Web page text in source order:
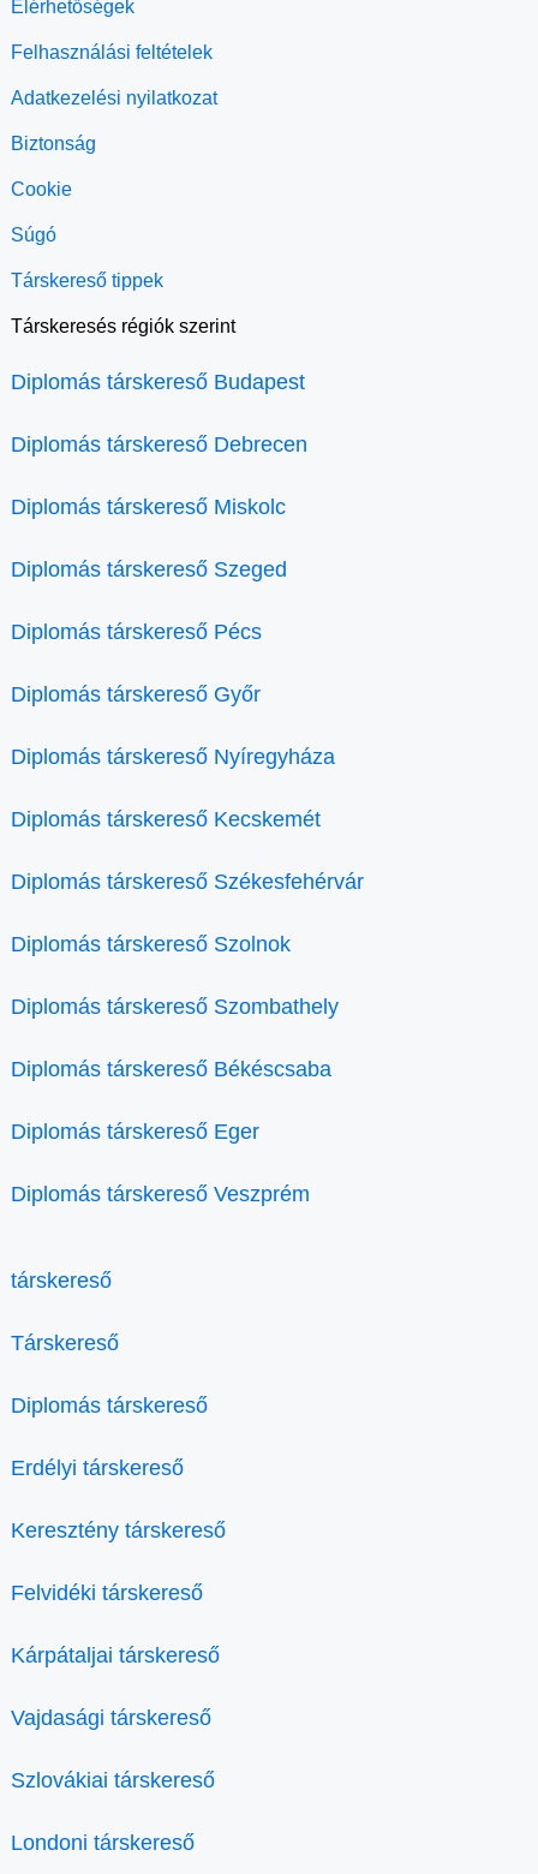
Elérhetőségek
Felhasználási feltételek
Adatkezelési nyilatkozat
Biztonság
Cookie
Súgó
Társkereső tippek
Társkeresés régiók szerint
Diplomás társkereső Budapest
Diplomás társkereső Debrecen
Diplomás társkereső Miskolc
Diplomás társkereső Szeged
Diplomás társkereső Pécs
Diplomás társkereső Győr
Diplomás társkereső Nyíregyháza
Diplomás társkereső Kecskemét
Diplomás társkereső Székesfehérvár
Diplomás társkereső Szolnok
Diplomás társkereső Szombathely
Diplomás társkereső Békéscsaba
Diplomás társkereső Eger
Diplomás társkereső Veszprém
társkereső
Társkereső
Diplomás társkereső
Erdélyi társkereső
Keresztény társkereső
Felvidéki társkereső
Kárpátaljai társkereső
Vajdasági társkereső
Szlovákiai társkereső
Londoni társkereső